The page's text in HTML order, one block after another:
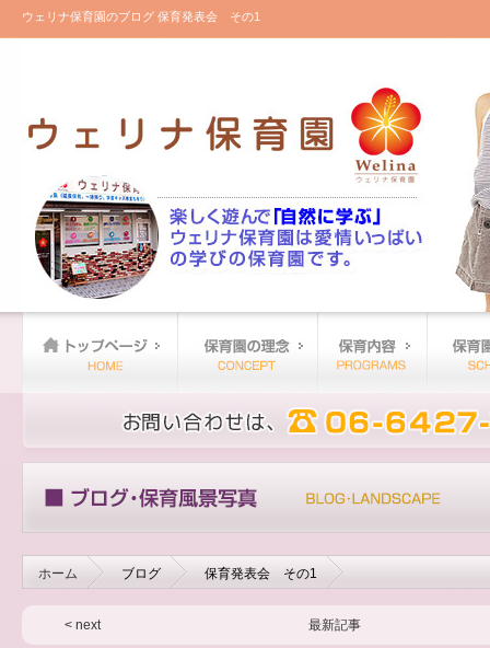
ウェリナ保育園のブログ 保育発表会 その1
ホーム ブログ 保育発表会 その1
< next 最新記事